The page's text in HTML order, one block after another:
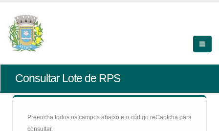
Consultar Lote de RPS
Preencha todos os campos abaixo e o código reCaptcha para
consultar.